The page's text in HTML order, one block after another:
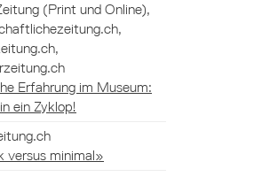
(Print und Online),
Erfahrung im Museum:
ein Zyklop!
versus minimal»